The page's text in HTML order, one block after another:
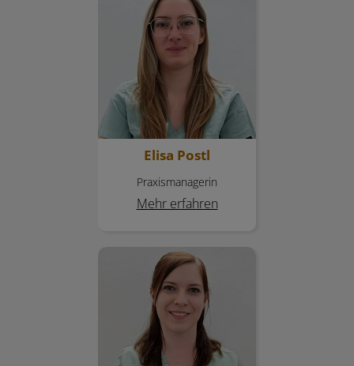
Elisa Postl
Praxismanagerin
Mehr erfahren
Tina Geeb